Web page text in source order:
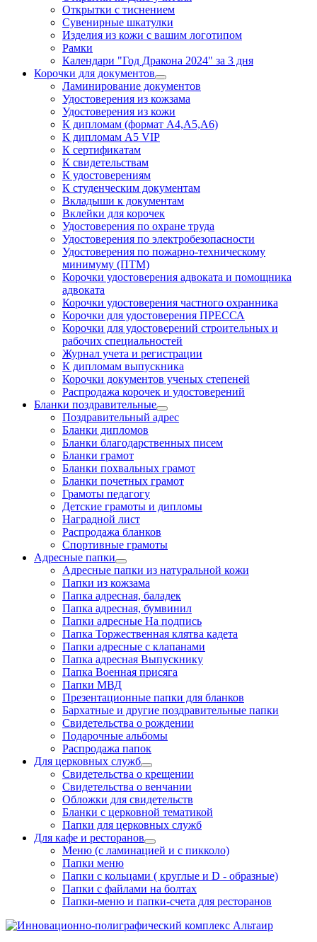
Открытки с тиснением
Сувенирные шкатулки
Изделия из кожи с вашим логотипом
Рамки
Календари "Год Дракона 2024" за 3 дня
Корочки для документов
Ламинирование документов
Удостоверения из кожзама
Удостоверения из кожи
К дипломам (формат А4,А5,А6)
К дипломам А5 VIP
К сертификатам
К свидетельствам
К удостоверениям
К студенческим документам
Вкладыши к документам
Вклейки для корочек
Удостоверения по охране труда
Удостоверения по электробезопасности
Удостоверения по пожарно-техническому
минимуму (ПТМ)
Корочки удостоверения адвоката и помощника
адвоката
Корочки удостоверения частного охранника
Корочки для удостоверения ПРЕССА
Корочки для удостоверений строительных и
рабочих специальностей
Журнал учета и регистрации
К дипломам выпускника
Корочки документов ученых степеней
Распродажа корочек и удостоверений
Бланки поздравительные
Поздравительный адрес
Бланки дипломов
Бланки благодарственных писем
Бланки грамот
Бланки похвальных грамот
Бланки почетных грамот
Грамоты педагогу
Детские грамоты и дипломы
Наградной лист
Распродажа бланков
Спортивные грамоты
Адресные папки
Адресные папки из натуральной кожи
Папки из кожзама
Папка адресная, баладек
Папка адресная, бумвинил
Папки адресные На подпись
Папка Торжественная клятва кадета
Папки адресные с клапанами
Папка адресная Выпускнику
Папка Военная присяга
Папки МВД
Презентационные папки для бланков
Бархатные и другие поздравительные папки
Свидетельства о рождении
Подарочные альбомы
Распродажа папок
Для церковных служб
Свидетельства о крещении
Свидетельства о венчании
Обложки для свидетельств
Бланки с церковной тематикой
Папки для церковных служб
Для кафе и ресторанов
Меню (с ламинацией и с пикколо)
Папки меню
Папки с кольцами ( круглые и D - образные)
Папки с файлами на болтах
Папки-меню и папки-счета для ресторанов